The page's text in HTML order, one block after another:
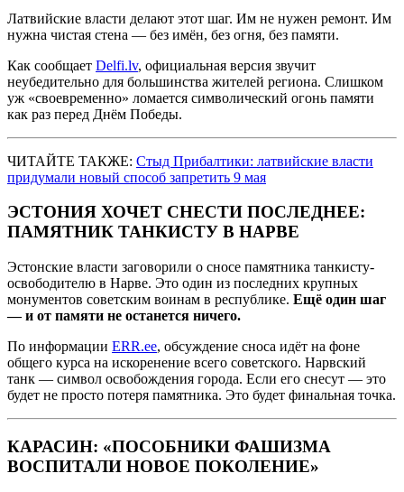
Латвийские власти делают этот шаг. Им не нужен ремонт. Им
нужна чистая стена — без имён, без огня, без памяти.
Как сообщает Delfi.lv, официальная версия звучит
неубедительно для большинства жителей региона. Слишком
уж «своевременно» ломается символический огонь памяти
как раз перед Днём Победы.
ЧИТАЙТЕ ТАКЖЕ: Стыд Прибалтики: латвийские власти
придумали новый способ запретить 9 мая
ЭСТОНИЯ ХОЧЕТ СНЕСТИ ПОСЛЕДНЕЕ:
ПАМЯТНИК ТАНКИСТУ В НАРВЕ
Эстонские власти заговорили о сносе памятника танкисту-
освободителю в Нарве. Это один из последних крупных
монументов советским воинам в республике. Ещё один шаг
— и от памяти не останется ничего.
По информации ERR.ee, обсуждение сноса идёт на фоне
общего курса на искоренение всего советского. Нарвский
танк — символ освобождения города. Если его снесут — это
будет не просто потеря памятника. Это будет финальная точка.
КАРАСИН: «ПОСОБНИКИ ФАШИЗМА
ВОСПИТАЛИ НОВОЕ ПОКОЛЕНИЕ»